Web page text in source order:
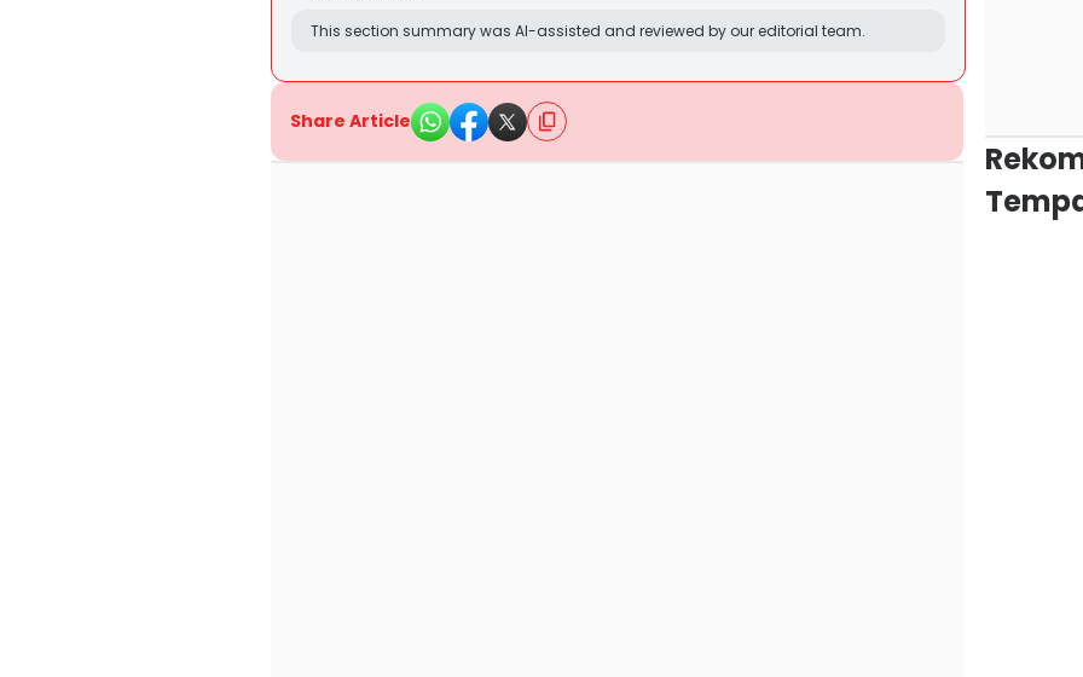
This section summary was AI-assisted and reviewed by our editorial team.
Share Article